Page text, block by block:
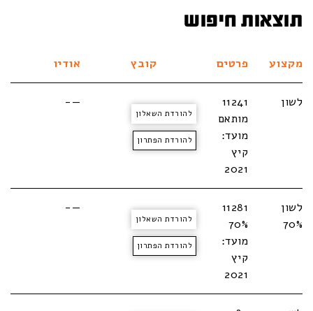
תוצאות חיפוש
מקצוע פרטים קובץ אודיו
לשון
11241
מותאם
מועד:
קיץ
2021
להורדת השאלון
להורדת הפתרון
—-
לשון
70%
11281
70%
מועד:
קיץ
2021
להורדת השאלון
להורדת הפתרון
—-